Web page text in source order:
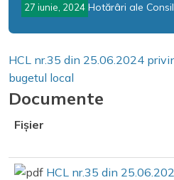
27 iunie, 2024 Hotărâri ale
HCL nr.35 din 25.06.2024
bugetul local
Documente
Fișier
HCL nr.35 din